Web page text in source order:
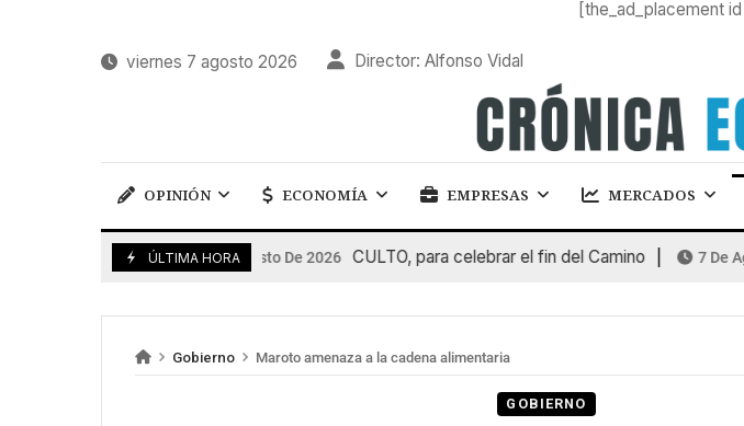
[the_ad_placement
viernes 7 agosto 2026 Director: Alfonso Vidal
OPINIÓN ECONOMÍA EMPRESAS MERCADOS
ÚLTIMA HORA
7 De Agosto De 2026 CULTO, para celebrar el fin del Camino 7 De
Gobierno Maroto amenaza a la cadena alimentaria
GOBIERNO